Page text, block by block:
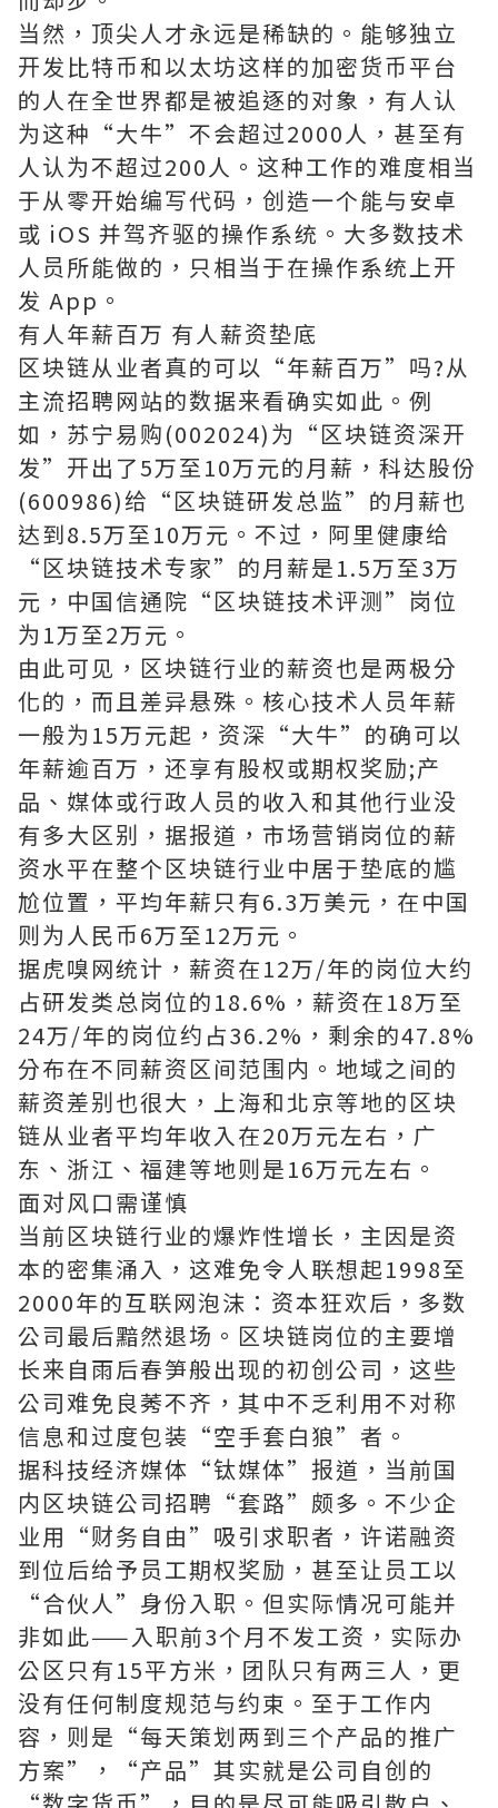
当然，顶尖人才永远是稀缺的。能够独立
开发比特币和以太坊这样的加密货币平台
的人在全世界都是被追逐的对象，有人认
为这种“大牛”不会超过2000人，甚至有
人认为不超过200人。这种工作的难度相当
于从零开始编写代码，创造一个能与安卓
或 iOS 并驾齐驱的操作系统。大多数技术
人员所能做的，只相当于在操作系统上开
发 App。
有人年薪百万 有人薪资垫底
区块链从业者真的可以“年薪百万”吗?从
主流招聘网站的数据来看确实如此。例
如，苏宁易购(002024)为“区块链资深开
发”开出了5万至10万元的月薪，科达股份
(600986)给“区块链研发总监”的月薪也
达到8.5万至10万元。不过，阿里健康给
“区块链技术专家”的月薪是1.5万至3万
元，中国信通院“区块链技术评测”岗位
为1万至2万元。
由此可见，区块链行业的薪资也是两极分
化的，而且差异悬殊。核心技术人员年薪
一般为15万元起，资深“大牛”的确可以
年薪逾百万，还享有股权或期权奖励;产
品、媒体或行政人员的收入和其他行业没
有多大区别，据报道，市场营销岗位的薪
资水平在整个区块链行业中居于垫底的尴
尬位置，平均年薪只有6.3万美元，在中国
则为人民币6万至12万元。
据虎嗅网统计，薪资在12万/年的岗位大约
占研发类总岗位的18.6%，薪资在18万至
24万/年的岗位约占36.2%，剩余的47.8%
分布在不同薪资区间范围内。地域之间的
薪资差别也很大，上海和北京等地的区块
链从业者平均年收入在20万元左右，广
东、浙江、福建等地则是16万元左右。
面对风口需谨慎
当前区块链行业的爆炸性增长，主因是资
本的密集涌入，这难免令人联想起1998至
2000年的互联网泡沫：资本狂欢后，多数
公司最后黯然退场。区块链岗位的主要增
长来自雨后春笋般出现的初创公司，这些
公司难免良莠不齐，其中不乏利用不对称
信息和过度包装“空手套白狼”者。
据科技经济媒体“钛媒体”报道，当前国
内区块链公司招聘“套路”颇多。不少企
业用“财务自由”吸引求职者，许诺融资
到位后给予员工期权奖励，甚至让员工以
“合伙人”身份入职。但实际情况可能并
非如此——入职前3个月不发工资，实际办
公区只有15平方米，团队只有两三人，更
没有任何制度规范与约束。至于工作内
容，则是“每天策划两到三个产品的推广
方案”，“产品”其实就是公司自创的